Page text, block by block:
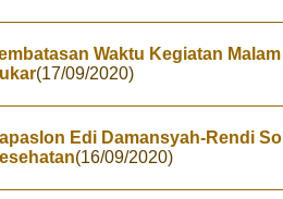
Waktu Kegiatan
(17/09/2020)
Edi Damansyah-Rendi
(16/09/2020)